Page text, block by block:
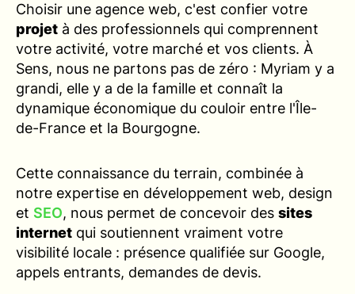
Choisir une agence web, c'est confier votre
projet à des professionnels qui comprennent
votre activité, votre marché et vos clients. À
Sens, nous ne partons pas de zéro : Myriam y a
grandi, elle y a de la famille et connaît la
dynamique économique du couloir entre l'Île-
de-France et la Bourgogne.
Cette connaissance du terrain, combinée à
notre expertise en développement web, design
et SEO, nous permet de concevoir des sites
internet qui soutiennent vraiment votre
visibilité locale : présence qualifiée sur Google,
appels entrants, demandes de devis.